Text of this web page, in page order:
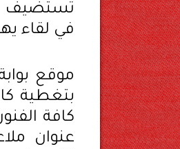
تستضيف
في لقاء
موقع
بتغطية
كافة
عنوان